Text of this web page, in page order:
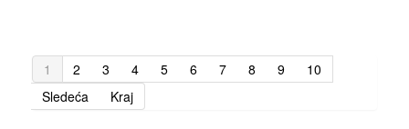
1 2 3 4 5 6 7 8 9
10
Sledeća
Kraj